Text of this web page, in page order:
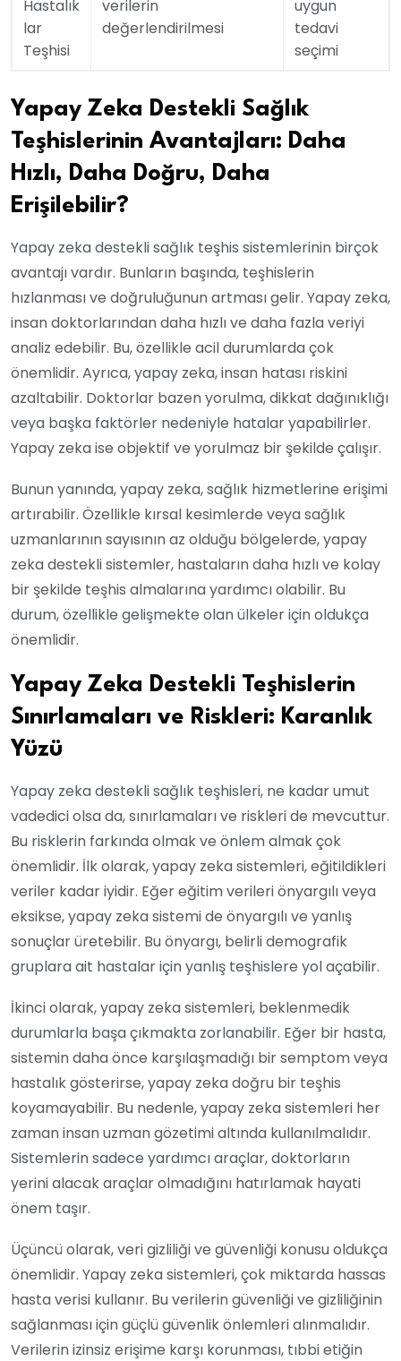
Hastalık
lar
Teşhisi
verilerin
değerlendirilmesi
uygun
tedavi
seçimi
Yapay Zeka Destekli Sağlık
Teşhislerinin Avantajları: Daha
Hızlı, Daha Doğru, Daha
Erişilebilir?
Yapay zeka destekli sağlık teşhis sistemlerinin birçok
avantajı vardır. Bunların başında, teşhislerin
hızlanması ve doğruluğunun artması gelir. Yapay zeka,
insan doktorlarından daha hızlı ve daha fazla veriyi
analiz edebilir. Bu, özellikle acil durumlarda çok
önemlidir. Ayrıca, yapay zeka, insan hatası riskini
azaltabilir. Doktorlar bazen yorulma, dikkat dağınıklığı
veya başka faktörler nedeniyle hatalar yapabilirler.
Yapay zeka ise objektif ve yorulmaz bir şekilde çalışır.
Bunun yanında, yapay zeka, sağlık hizmetlerine erişimi
artırabilir. Özellikle kırsal kesimlerde veya sağlık
uzmanlarının sayısının az olduğu bölgelerde, yapay
zeka destekli sistemler, hastaların daha hızlı ve kolay
bir şekilde teşhis almalarına yardımcı olabilir. Bu
durum, özellikle gelişmekte olan ülkeler için oldukça
önemlidir.
Yapay Zeka Destekli Teşhislerin
Sınırlamaları ve Riskleri: Karanlık
Yüzü
Yapay zeka destekli sağlık teşhisleri, ne kadar umut
vadedici olsa da, sınırlamaları ve riskleri de mevcuttur.
Bu risklerin farkında olmak ve önlem almak çok
önemlidir. İlk olarak, yapay zeka sistemleri, eğitildikleri
veriler kadar iyidir. Eğer eğitim verileri önyargılı veya
eksikse, yapay zeka sistemi de önyargılı ve yanlış
sonuçlar üretebilir. Bu önyargı, belirli demografik
gruplara ait hastalar için yanlış teşhislere yol açabilir.
İkinci olarak, yapay zeka sistemleri, beklenmedik
durumlarla başa çıkmakta zorlanabilir. Eğer bir hasta,
sistemin daha önce karşılaşmadığı bir semptom veya
hastalık gösterirse, yapay zeka doğru bir teşhis
koyamayabilir. Bu nedenle, yapay zeka sistemleri her
zaman insan uzman gözetimi altında kullanılmalıdır.
Sistemlerin sadece yardımcı araçlar, doktorların
yerini alacak araçlar olmadığını hatırlamak hayati
önem taşır.
Üçüncü olarak, veri gizliliği ve güvenliği konusu oldukça
önemlidir. Yapay zeka sistemleri, çok miktarda hassas
hasta verisi kullanır. Bu verilerin güvenliği ve gizliliğinin
sağlanması için güçlü güvenlik önlemleri alınmalıdır.
Verilerin izinsiz erişime karşı korunması, tıbbi etiğin